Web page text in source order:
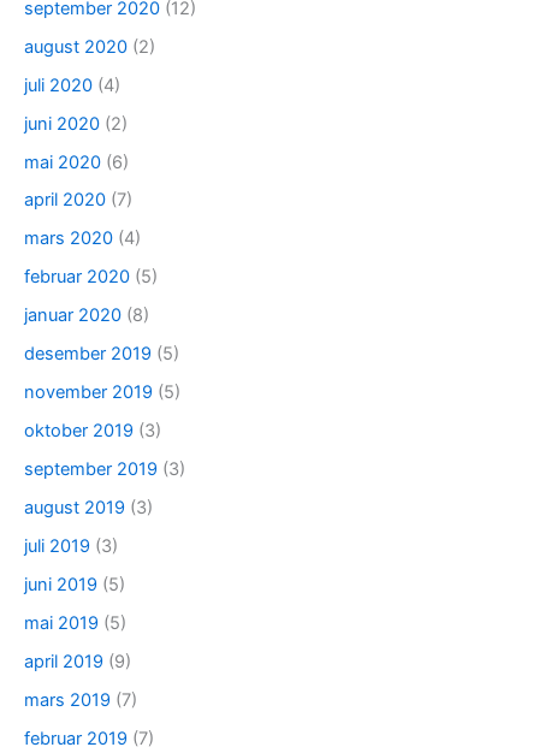
september 2020 (12)
august 2020 (2)
juli 2020 (4)
juni 2020 (2)
mai 2020 (6)
april 2020 (7)
mars 2020 (4)
februar 2020 (5)
januar 2020 (8)
desember 2019 (5)
november 2019 (5)
oktober 2019 (3)
september 2019 (3)
august 2019 (3)
juli 2019 (3)
juni 2019 (5)
mai 2019 (5)
april 2019 (9)
mars 2019 (7)
februar 2019 (7)